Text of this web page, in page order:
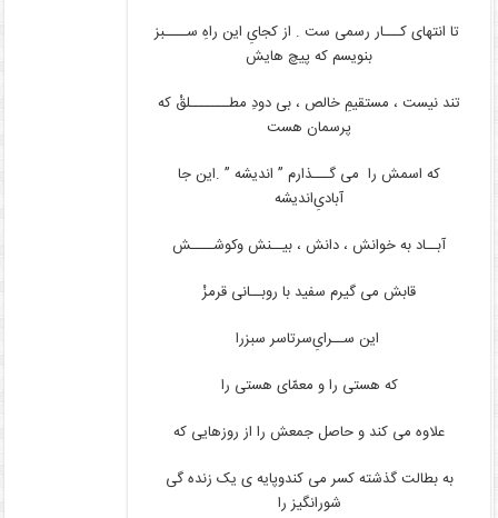
تا انتهای کـــار رسمی ست . از کجایِ این راهِ ســــبز
بنویسم که پیچ هایش
تند نیست ، مستقیمِ خالص ، بی دودِ مطـــــــلقْ که
پرسمان هست
که اسمش را می گـــذارم ” اندیشه ” .این جا
آبادیِ‌اندیشه
آبــاد به خوانش ، دانش ، بیــنش وکوشــــش
قابش می گیرم سفید با روبــانی قرمزْ
این ســرایِ‌سرتاسر سبزرا
که هستی را و معمّای هستی را
علاوه می کند و حاصل جمعش را از روزهایی که
به بطالت گذشته کسر می کندوپایه ی یک زنده گی
شورانگیز را